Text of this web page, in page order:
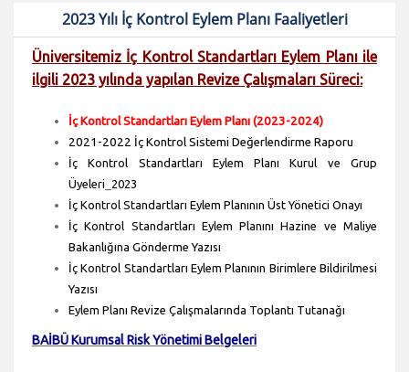
2023 Yılı İç Kontrol Eylem Planı Faaliyetleri
Üniversitemiz İç Kontrol Standartları Eylem Planı ile
ilgili 2023 yılında yapılan Revize Çalışmaları Süreci:
İç Kontrol Standartları Eylem Planı (2023-2024)
2021-2022 İç Kontrol Sistemi Değerlendirme Raporu
İç Kontrol Standartları Eylem Planı Kurul ve Grup
Üyeleri
2023
İç Kontrol Standartları Eylem Planının Üst Yönetici Onayı
İç Kontrol Standartları Eylem Planını Hazine ve Maliye
Bakanlığına Gönderme Yazısı
İç Kontrol Standartları Eylem Planının Birimlere Bildirilmesi
Yazısı
Eylem Planı Revize Çalışmalarında Toplantı Tutanağı
BAİBÜ Kurumsal Risk Yönetimi Belgeleri